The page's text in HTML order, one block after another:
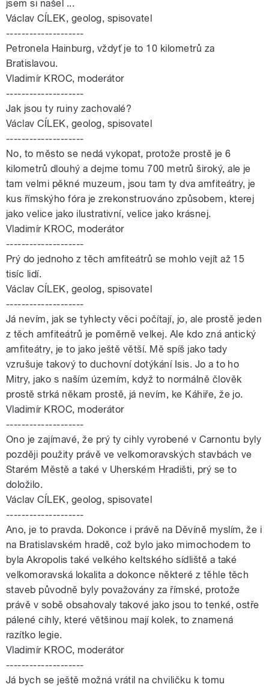
jsem si našel ...
Václav CÍLEK, geolog, spisovatel
--------------------
Petronela Hainburg, vždyť je to 10 kilometrů za
Bratislavou.
Vladimír KROC, moderátor
--------------------
Jak jsou ty ruiny zachovalé?
Václav CÍLEK, geolog, spisovatel
--------------------
No, to město se nedá vykopat, protože prostě je 6
kilometrů dlouhý a dejme tomu 700 metrů široký, ale je
tam velmi pěkné muzeum, jsou tam ty dva amfiteátry, je
kus římskýho fóra je zrekonstruováno způsobem, kterej
jako velice jako ilustrativní, velice jako krásnej.
Vladimír KROC, moderátor
--------------------
Prý do jednoho z těch amfiteátrů se mohlo vejít až 15
tisíc lidí.
Václav CÍLEK, geolog, spisovatel
--------------------
Já nevím, jak se tyhlecty věci počítají, jo, ale prostě jeden
z těch amfiteátrů je poměrně velkej. Ale kdo zná antický
amfiteátry, je to jako ještě větší. Mě spíš jako tady
vzrušuje takový to duchovní dotýkání Isis. Jo a to ho
Mitry, jako s naším územím, když to normálně člověk
prostě strká někam prostě, já nevím, ke Káhiře, že jo.
Vladimír KROC, moderátor
--------------------
Ono je zajímavé, že prý ty cihly vyrobené v Carnontu byly
později použity právě ve velkomoravských stavbách ve
Starém Městě a také v Uherském Hradišti, prý se to
doložilo.
Václav CÍLEK, geolog, spisovatel
--------------------
Ano, je to pravda. Dokonce i právě na Děvíně myslím, že i
na Bratislavském hradě, což bylo jako mimochodem to
byla Akropolis také velkého keltského sídliště a také
velkomoravská lokalita a dokonce některé z těhle těch
staveb původně byly považovány za římské, protože
právě v sobě obsahovaly takové jako jsou to tenké, ostře
pálené cihly, které většinou mají kolek, to znamená
razítko legie.
Vladimír KROC, moderátor
--------------------
Já bych se ještě možná vrátil na chviličku k tomu